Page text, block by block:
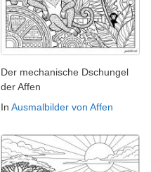
Der mechanische Dschungel
der Affen
In Ausmalbilder von Affen